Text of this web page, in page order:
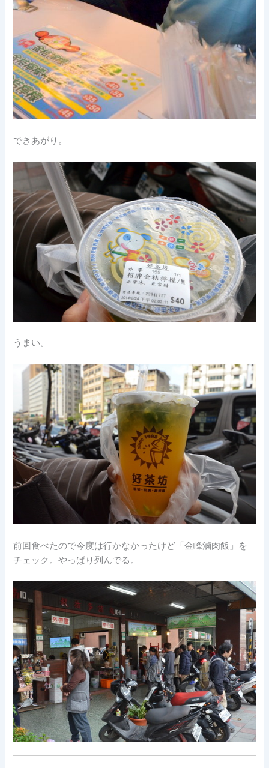
できあがり。
うまい。
前回食べたので今度は行かなかったけど「金峰滷肉飯」を
チェック。やっぱり列んでる。